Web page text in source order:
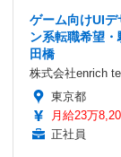
ゲーム向けUI
ン系転職希望
田橋
株式会社enrich
東京都
月給23万
正社員